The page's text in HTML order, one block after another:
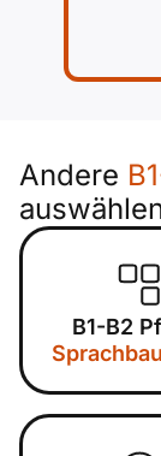
Andere
B1-B2